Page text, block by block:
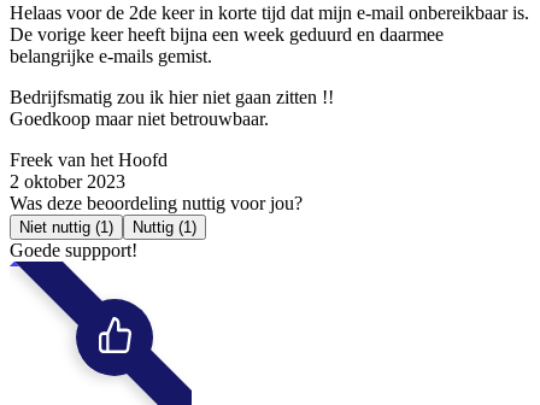
Helaas voor de 2de keer in korte tijd dat mijn e-mail onbereikbaar is.
De vorige keer heeft bijna een week geduurd en daarmee
belangrijke e-mails gemist.
Bedrijfsmatig zou ik hier niet gaan zitten !!
Goedkoop maar niet betrouwbaar.
Freek van het Hoofd
2 oktober 2023
Was deze beoordeling nuttig voor jou?
Niet nuttig (1) Nuttig (1)
Goede suppport!